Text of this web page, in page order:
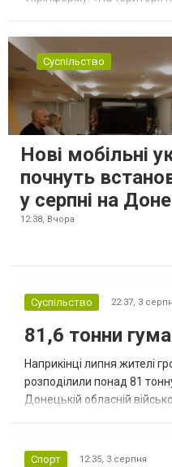
Суспільство
Нові мобільні
почнуть
у серпні на
12:38, Вчора
Суспільство 22:37, 3
81,6 тонни
Наприкінці липня жителі
розподілили понад 81
Донецькій обласній
Спорт 12:35, 3 серпня